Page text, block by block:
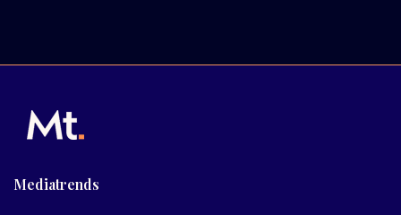
Mediatrends